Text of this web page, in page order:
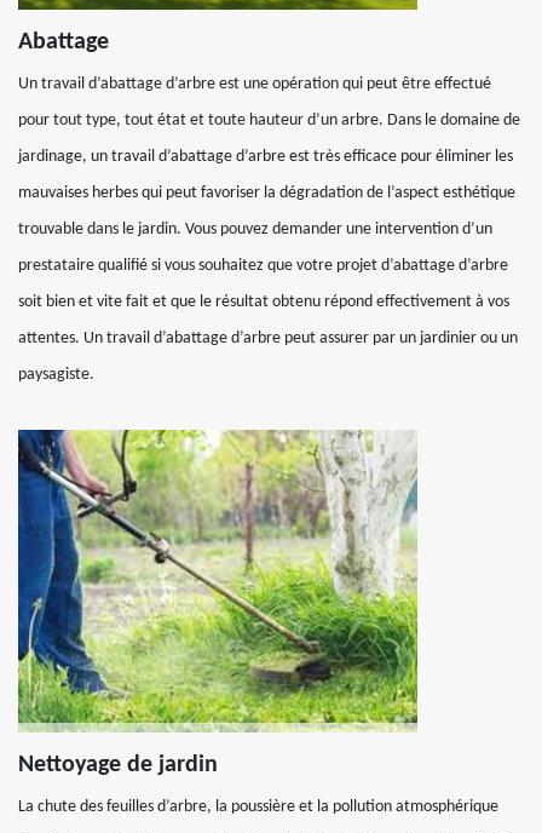
Abattage
Un travail d’abattage d’arbre est une opération qui peut être effectué
pour tout type, tout état et toute hauteur d’un arbre. Dans le domaine de
jardinage, un travail d’abattage d’arbre est très efficace pour éliminer les
mauvaises herbes qui peut favoriser la dégradation de l’aspect esthétique
trouvable dans le jardin. Vous pouvez demander une intervention d’un
prestataire qualifié si vous souhaitez que votre projet d’abattage d’arbre
soit bien et vite fait et que le résultat obtenu répond effectivement à vos
attentes. Un travail d’abattage d’arbre peut assurer par un jardinier ou un
paysagiste.
Nettoyage de jardin
La chute des feuilles d’arbre, la poussière et la pollution atmosphérique